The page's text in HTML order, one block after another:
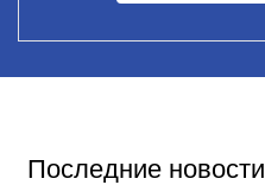
Последние новости